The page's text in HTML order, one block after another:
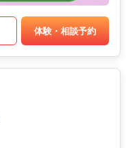
体験・相談予約